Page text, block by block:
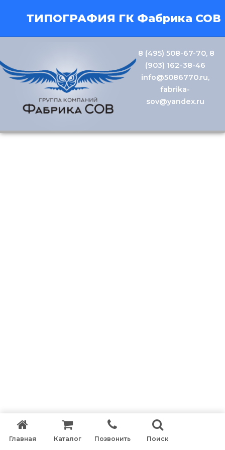
ТИПОГРАФИЯ ГК Фабрика СОВ
8 (495) 508-67-70, 8
(903) 162-38-46
info@5086770.ru,
fabrika-
sov@yandex.ru
Главная Каталог Позвонить Поиск